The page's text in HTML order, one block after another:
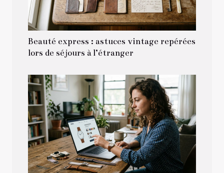
Beauté express : astuces vintage repérées
lors de séjours à l’étranger